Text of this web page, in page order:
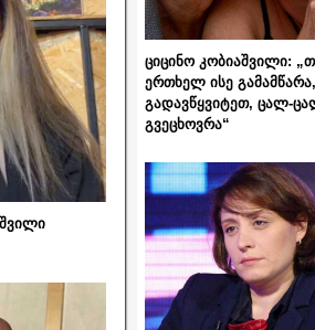
ციცინო კობიაშვილი:
ერთხელ ისე გამამწარა,
გადავწყვიტეთ, ცალ-
გვეცხოვრა“